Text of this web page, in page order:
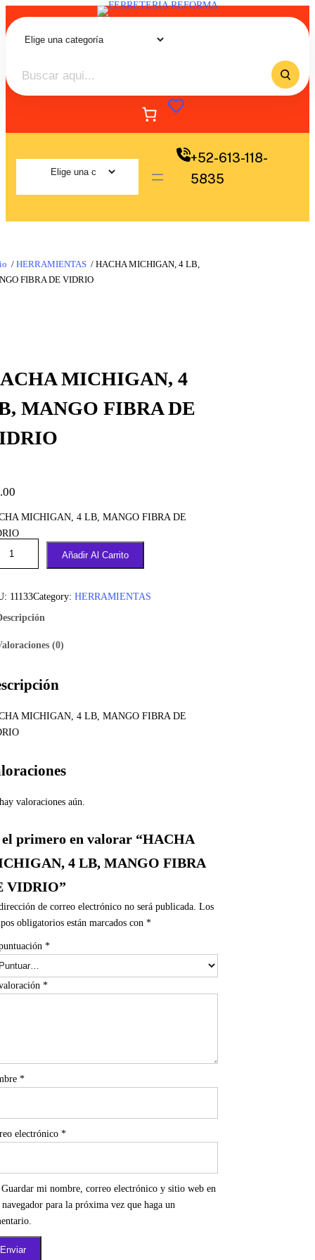
+52-613-118-
5835
/ HERRAMIENTAS / HACHA MICHIGAN, 4 LB,
FIBRA DE VIDRIO
MICHIGAN, 4
MANGO FIBRA DE
MICHIGAN, 4 LB, MANGO FIBRA DE
Añadir Al Carrito
11133Category: HERRAMIENTAS
(0)
MICHIGAN, 4 LB, MANGO FIBRA DE
valoraciones aún.
el primero en valorar “HACHA
4 LB, MANGO FIBRA
VIDRIO”
de correo electrónico no será publicada. Los
obligatorios están marcados con *
*
*
*
electrónico *
Guardar mi nombre, correo electrónico y sitio web en
navegador para la próxima vez que haga un